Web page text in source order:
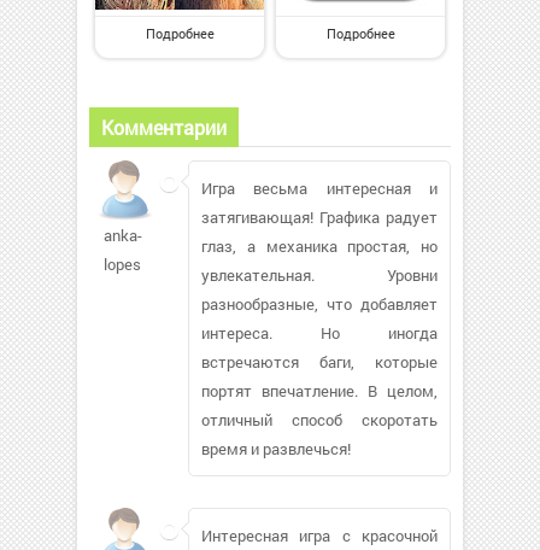
Подробнее Подробнее
Комментарии
anka-
lopes
Игра весьма интересная и
затягивающая! Графика радует
глаз, а механика простая, но
увлекательная. Уровни
разнообразные, что добавляет
интереса. Но иногда
встречаются баги, которые
портят впечатление. В целом,
отличный способ скоротать
время и развлечься!
Интересная игра с красочной